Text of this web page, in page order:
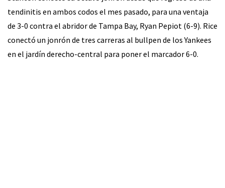
tendinitis en ambos codos el mes pasado, para una ventaja
de 3-0 contra el abridor de Tampa Bay, Ryan Pepiot (6-9). Rice
conectó un jonrón de tres carreras al bullpen de los Yankees
en el jardín derecho-central para poner el marcador 6-0.